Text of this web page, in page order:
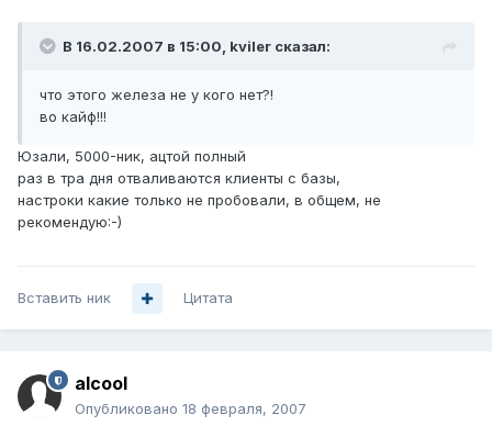
В 16.02.2007 в 15:00, kviler сказал:
что этого железа не у кого нет?!
во кайф!!!
Юзали, 5000-ник, ацтой полный
раз в тра дня отваливаются клиенты с базы,
настроки какие только не пробовали, в общем, не
рекомендую:-)
Вставить ник Цитата
alcool
Опубликовано 18 февраля, 2007